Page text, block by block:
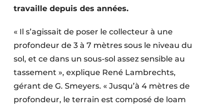
Façades
Géotextiles
Infrastructures souterraines et égouttage
Protection solaire
Rénovation
travaille depuis des années.
« Il s’agissait de poser le collecteur à une
profondeur de 3 à 7 mètres sous le niveau du
sol, et ce dans un sous-sol assez sensible au
tassement », explique René Lambrechts,
gérant de G. Smeyers. « Jusqu’à 4 mètres de
profondeur, le terrain est composé de loam